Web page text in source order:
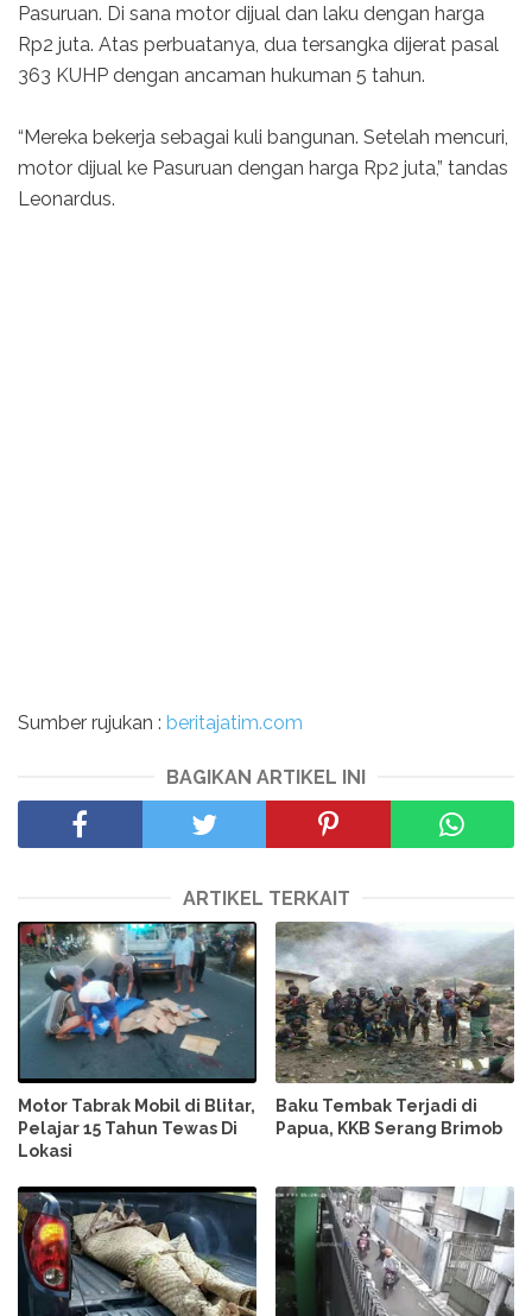
Pasuruan. Di sana motor dijual dan laku dengan harga
Rp2 juta. Atas perbuatanya, dua tersangka dijerat pasal
363 KUHP dengan ancaman hukuman 5 tahun.
“Mereka bekerja sebagai kuli bangunan. Setelah mencuri,
motor dijual ke Pasuruan dengan harga Rp2 juta,” tandas
Leonardus.
Sumber rujukan : beritajatim.com
BAGIKAN ARTIKEL INI
ARTIKEL TERKAIT
Motor Tabrak Mobil di Blitar,
Pelajar 15 Tahun Tewas Di
Lokasi
Baku Tembak Terjadi di
Papua, KKB Serang Brimob